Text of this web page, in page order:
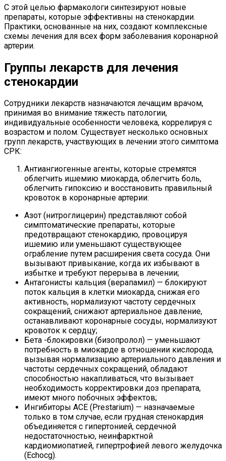
С этой целью фармакологи синтезируют новые
препараты, которые эффективны на стенокардии.
Практики, основанные на них, создают комплексные
схемы лечения для всех форм заболевания коронарной
артерии.
Группы лекарств для лечения
стенокардии
Сотрудники лекарств назначаются лечащим врачом,
принимая во внимание тяжесть патологии,
индивидуальные особенности человека, коррелируя с
возрастом и полом. Существует несколько основных
групп лекарств, участвующих в лечении этого симптома
СРК:
Антиангиогенные агенты, которые стремятся
облегчить ишемию миокарда, облегчить боль,
облегчить гипоксию и восстановить правильный
кровоток в коронарные артерии:
Азот (нитроглицерин) представляют собой
симптоматические препараты, которые
предотвращают стенокардию, провоцируя
ишемию или уменьшают существующее
ограбление путем расширения света сосуда. Они
вызывают привыкание, когда их избывают в
избытке и требуют перерыва в лечении;
Антагонисты кальция (верапамил) — блокируют
поток кальция в клетки миокарда, снижая его
активность, нормализуют частоту сердечных
сокращений, снижают артериальное давление,
останавливают коронарные сосуды, нормализуют
кровоток к сердцу;
Бета -блокировки (бизопролол) — уменьшают
потребность в миокарде в отношении кислорода,
вызывая нормализацию артериального давления и
частоты сердечных сокращений, обладают
способностью накапливаться, что вызывает
необходимость корректировки доз препарата,
имеют много побочных эффектов;
Ингибиторы ACE (Prestarium) — назначаемые
только в том случае, если грудная стенокардия
объединяется с гипертонией, сердечной
недостаточностью, неинфарктной
кардиомиопатией, гипертрофией левого желудочка
(Echocg).